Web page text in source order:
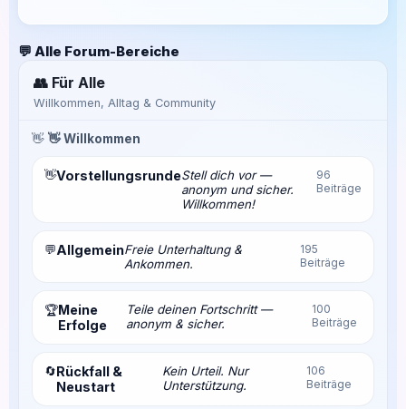
💬 Alle Forum-Bereiche
👥 Für Alle
Willkommen, Alltag & Community
👋 👋 Willkommen
👋VorstellungsrundeStell dich vor —
anonym und sicher.
Willkommen!
96
Beiträge
💬AllgemeinFreie Unterhaltung &
Ankommen.
195
Beiträge
🏆Meine
Erfolge
Teile deinen Fortschritt —
anonym & sicher.
100
Beiträge
🔄Rückfall &
Neustart
Kein Urteil. Nur
Unterstützung.
106
Beiträge